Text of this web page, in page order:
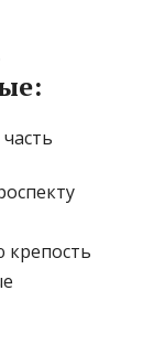
крепость